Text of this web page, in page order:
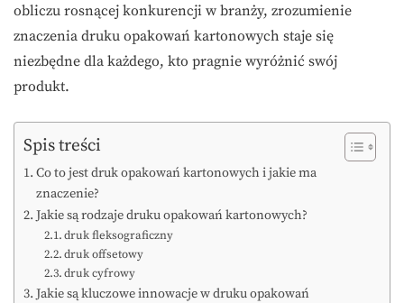
obliczu rosnącej konkurencji w branży, zrozumienie
znaczenia druku opakowań kartonowych staje się
niezbędne dla każdego, kto pragnie wyróżnić swój
produkt.
Spis treści
Co to jest druk opakowań kartonowych i jakie ma
znaczenie?
Jakie są rodzaje druku opakowań kartonowych?
druk fleksograficzny
druk offsetowy
druk cyfrowy
Jakie są kluczowe innowacje w druku opakowań